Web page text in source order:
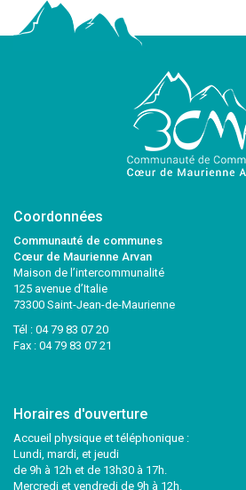
Coordonnées
Communauté de communes
Cœur de Maurienne Arvan
Maison de l’intercommunalité
125 avenue d’Italie
73300 Saint-Jean-de-Maurienne
Tél : 04 79 83 07 20
Fax : 04 79 83 07 21
Horaires d'ouverture
Accueil physique et téléphonique :
Lundi, mardi, et jeudi
de 9h à 12h et de 13h30 à 17h.
Mercredi et vendredi de 9h à 12h.